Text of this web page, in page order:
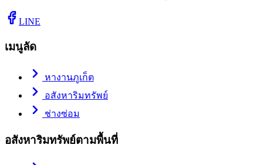
LINE
เมนูลัด
หางานภูเก็ต
อสังหาริมทรัพย์
ช่างซ่อม
อสังหาริมทรัพย์ตามพื้นที่